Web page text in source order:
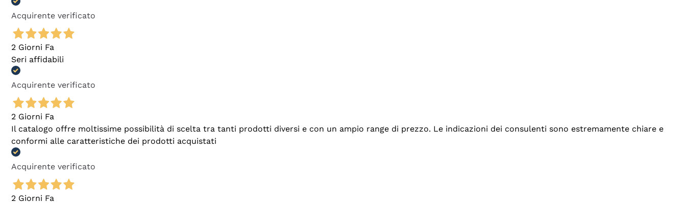
Acquirente verificato
2 Giorni Fa
Seri affidabili
Acquirente verificato
2 Giorni Fa
Il catalogo offre moltissime possibilità di scelta tra tanti prodotti diversi e con un ampio range di prezzo. Le indicazioni dei consulenti sono estremamente chiare e
conformi alle caratteristiche dei prodotti acquistati
Acquirente verificato
2 Giorni Fa